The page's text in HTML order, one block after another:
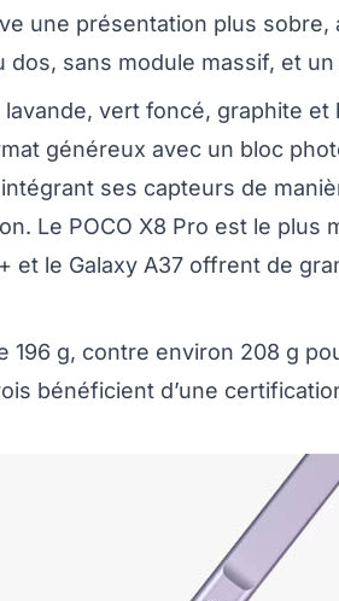
une présentation plus
dos, sans module massif, et
vert foncé, graphite et
généreux avec un bloc
ses capteurs de
Le POCO X8 Pro est le plus
et le Galaxy A37 offrent de
196 g, contre environ 208 g
bénéficient d’une